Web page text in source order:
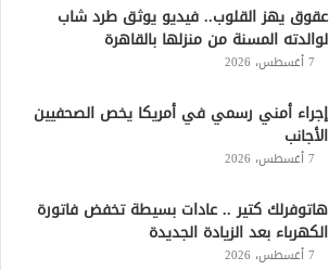
عقوق يهز القلوب.. فيديو يوثق طرد شاب
لوالدته المسنة من منزلها بالقاهرة
7 أغسطس، 2026
إجراء أمني رسمي في أمريكا يخص الصحفيين
الأجانب
7 أغسطس، 2026
هاتوفرلك كتير .. عادات بسيطة تخفض فاتورة
الكهرباء بعد الزيادة الجديدة
7 أغسطس، 2026